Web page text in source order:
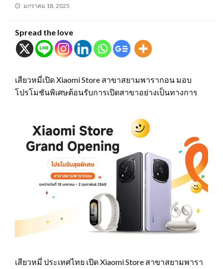
Posted
มกราคม 18, 2025
Spread the love
เสียวหมี่เปิด Xiaomi Store สาขาสยามพารากอน มอบ
โปรโมชันพิเศษต้อนรับการเปิดสาขาอย่างเป็นทางการ
เสียวหมี่ ประเทศไทย เปิด Xiaomi Store สาขาสยามพารา